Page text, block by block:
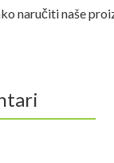
naručiti naše